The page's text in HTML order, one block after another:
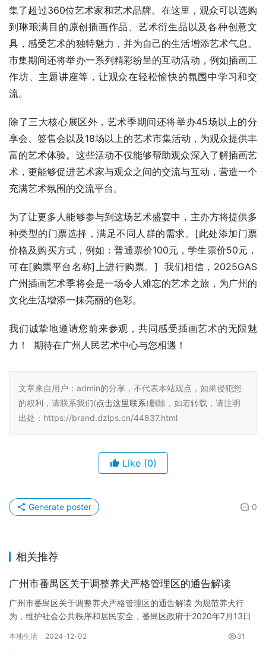
集了超过360位艺术家和艺术品牌。在这里，观众可以选购
到琳琅满目的原创插画作品、艺术衍生品以及各种创意文
具，感受艺术的独特魅力，并为自己的生活增添艺术气息。
市集期间还将举办一系列精彩纷呈的互动活动，例如插画工
作坊、主题讲座等，让观众在轻松愉快的氛围中学习和交
流。
除了三大核心展区外，艺术季期间还将举办45场以上的分
享会、签售会以及18场以上的艺术市集活动，为观众提供丰
富的艺术体验。这些活动不仅能够帮助观众深入了解插画艺
术，更能够促进艺术家与观众之间的交流与互动，营造一个
充满艺术氛围的交流平台。
为了让更多人能够参与到这场艺术盛宴中，主办方将提供多
种类型的门票选择，满足不同人群的需求。[此处添加门票
价格及购买方式，例如：普通票价100元，学生票价50元，
可在[购票平台名称]上进行购票。]  我们相信，2025GAS
广州插画艺术季将会是一场令人难忘的艺术之旅，为广州的
文化生活增添一抹亮丽的色彩。
我们诚挚地邀请您前来参观，共同感受插画艺术的无限魅
力！  期待在广州人民艺术中心与您相遇！
文章来自用户：admin的分享，不代表本站观点，如果侵犯您
的权利，请联系我们(点击这里联系)删除，如若转载，请注明
出处：https://brand.dzlps.cn/44837.html
Like (0)
0
Generate poster
相关推荐
广州市番禺区关于调整养犬严格管理区的通告解读
广州市番禺区关于调整养犬严格管理区的通告解读 为规范养犬行
为，维护社会公共秩序和居民安全，番禺区政府于2020年7月13日
本地生活 2024-12-02 31